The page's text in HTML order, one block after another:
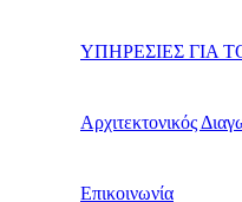
ΥΠΗΡΕΣΙΕΣ ΓΙΑ
Αρχιτεκτονικός
Επικοινωνία